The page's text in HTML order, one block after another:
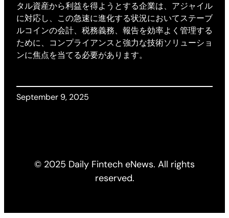
タル資産から利益を得ようとする企業は、アジャイル
に対応し、この急速に進化する状況においてステーブ
ルコインの会計、税務義務、報告を効率よく管理する
ために、コンプライアンスと強力な技術ソリューショ
ンに焦点を当てる必要があります。
September 9, 2025
© 2025 Daily Fintech eNews. All rights
reserved.